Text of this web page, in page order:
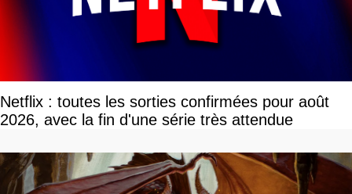
Netflix : toutes les sorties confirmées pour août
2026, avec la fin d'une série très attendue